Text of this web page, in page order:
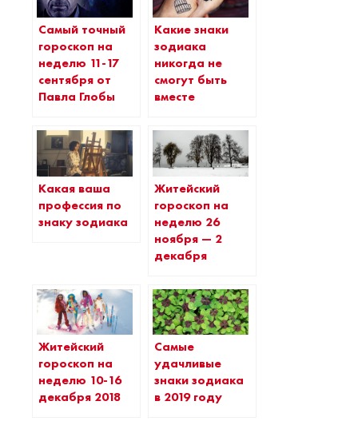
Самый точный
гороскоп на
неделю 11-17
сентября от
Павла Глобы
Какие знаки
зодиака
никогда не
смогут быть
вместе
Какая ваша
профессия по
знаку зодиака
Житейский
гороскоп на
неделю 26
ноября — 2
декабря
Житейский
гороскоп на
неделю 10-16
декабря 2018
Самые
удачливые
знаки зодиака
в 2019 году